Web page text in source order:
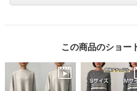
この商品のショー